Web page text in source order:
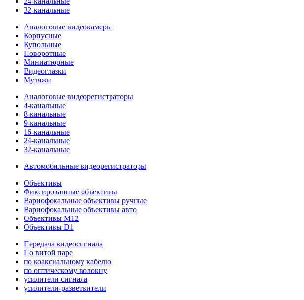
32-канальные
Аналоговые видеокамеры
Корпусные
Купольные
Поворотные
Миниатюрные
Видеоглазки
Муляжи
Аналоговые видеорегистраторы
4-канальные
8-канальные
9-канальные
16-канальные
24-канальные
32-канальные
Автомобильные видеорегистраторы
Объективы
Фиксированные объективы
Вариофокальные объективы ручные
Вариофокальные объективы авто
Объективы M12
Объективы D1
Передача видеосигнала
По витой паре
по коаксиальному кабелю
по оптическому волокну
усилители сигнала
усилители-разветвители